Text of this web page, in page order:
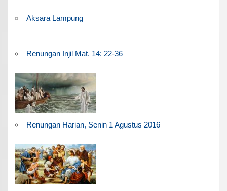
Aksara Lampung
Renungan Injil Mat. 14: 22-36
Renungan Harian, Senin 1 Agustus 2016